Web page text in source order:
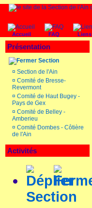
Accueil FAQ Liens
Présentation
Section
¤ Section de l'Ain
¤ Comité de Bresse-
Revermont
¤ Comité de Haut Bugey -
Pays de Gex
¤ Comité de Belley -
Amberieu
¤ Comité Dombes - Côtière
de l'Ain
Activités
Section